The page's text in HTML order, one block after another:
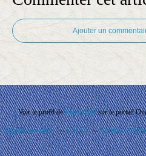
Ajouter un
Voir le profil deRando'Ballsur le portail
Signaler un abus C.G.U. Cookies et